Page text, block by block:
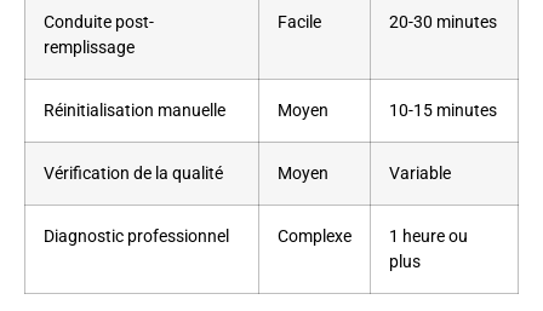
Conduite post-
remplissage
Facile 20-30 minutes
Réinitialisation manuelle Moyen 10-15 minutes
Vérification de la qualité Moyen Variable
Diagnostic professionnel Complexe
1 heure ou
plus